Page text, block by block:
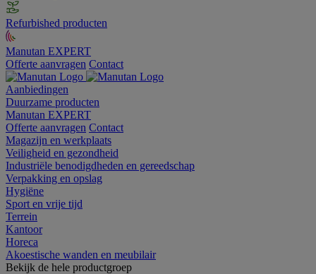
Refurbished producten
Manutan EXPERT
Offerte aanvragen Contact
Aanbiedingen
Duurzame producten
Manutan EXPERT
Offerte aanvragen Contact
Magazijn en werkplaats
Veiligheid en gezondheid
Industriële benodigdheden en gereedschap
Verpakking en opslag
Hygiëne
Sport en vrije tijd
Terrein
Kantoor
Horeca
Akoestische wanden en meubilair
Bekijk de hele productgroep